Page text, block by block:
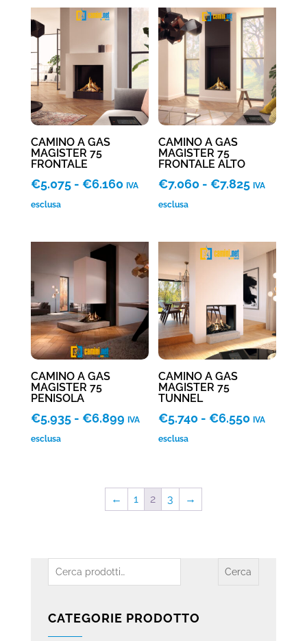
€5.015
€5.940
€5.515
a
€6.135
CAMINO A GAS
MAGISTER 75
FRONTALE
€5.075 - €6.160Fascia
€5.075
€6.160
IVA
esclusa
CAMINO A GAS
MAGISTER 75
FRONTALE ALTO
€7.060 - €7.825Fascia
€7.060
a
€7.825
IVA
esclusa
CAMINO A GAS
MAGISTER 75
PENISOLA
€5.935 - €6.899Fascia
€5.935
IVA
esclusa
CAMINO A GAS
MAGISTER 75
TUNNEL
€5.740 - €6.550Fascia
IVA
esclusa
← 1 2 3 →
Cerca: Cerca
CATEGORIE PRODOTTO